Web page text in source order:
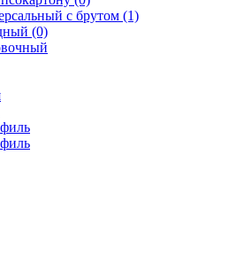
с брутом (1)
(0)